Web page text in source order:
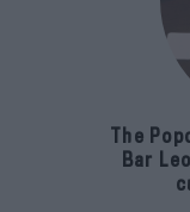
The
Bar